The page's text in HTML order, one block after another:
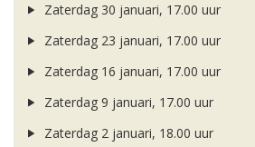
Zaterdag 30 januari, 17.00 uur
Zaterdag 23 januari, 17.00 uur
Zaterdag 16 januari, 17.00 uur
Zaterdag 9 januari, 17.00 uur
Zaterdag 2 januari, 18.00 uur